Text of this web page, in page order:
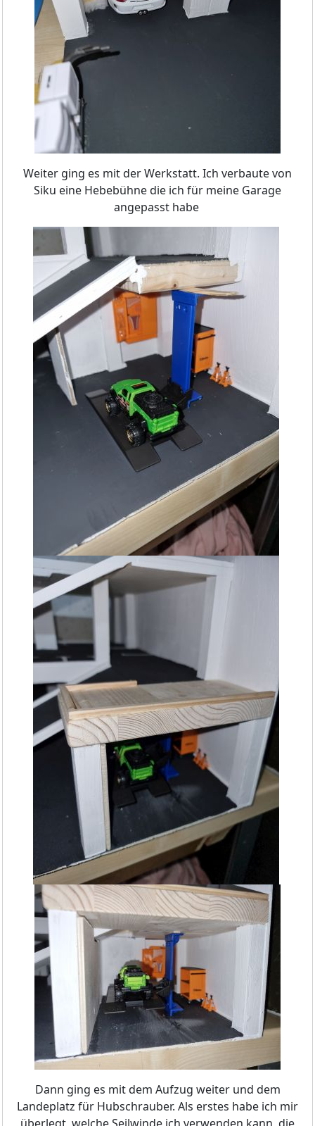
Weiter ging es mit der Werkstatt. Ich verbaute von
Siku eine Hebebühne die ich für meine Garage
angepasst habe
Dann ging es mit dem Aufzug weiter und dem
Landeplatz für Hubschrauber. Als erstes habe ich mir